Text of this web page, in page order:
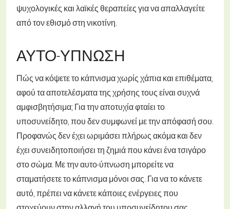
ψυχολογικές και λαϊκές θεραπείες για να απαλλαγείτε
από τον εθισμό στη νικοτίνη.
ΑΥΤΟ-ΎΠΝΩΣΗ
Πώς να κόψετε το κάπνισμα χωρίς χάπια και επιθέματα,
αφού τα αποτελέσματα της χρήσης τους είναι συχνά
αμφισβητήσιμα; Για την αποτυχία φταίει το
υποσυνείδητο, που δεν συμφωνεί με την απόφασή σου.
Προφανώς δεν έχει ωριμάσει πλήρως ακόμα και δεν
έχει συνειδητοποιήσει τη ζημιά που κάνει ένα τσιγάρο
στο σώμα. Με την αυτο-ύπνωση μπορείτε να
σταματήσετε το κάπνισμα μόνοι σας. Για να το κάνετε
αυτό, πρέπει να κάνετε κάποιες ενέργειες που